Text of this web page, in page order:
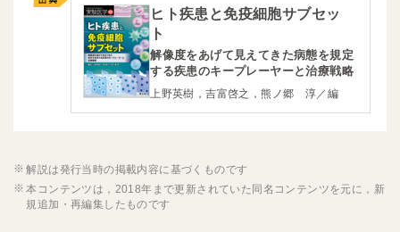
ヒト疾患と免疫細胞サブセッ
ト
解像度をあげて見えてきた病態を規定
する疾患のキープレーヤーと治療戦略
上野英樹，吉富啓之，熊ノ郷 淳／編
解説は発行当時の掲載内容に基づくものです
本コンテンツは，2018年まで更新されていた同名コンテンツを元に，新
規追加・再編集したものです